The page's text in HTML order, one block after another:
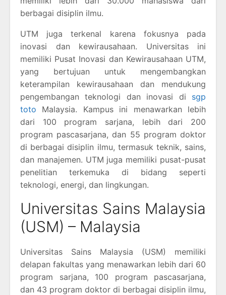
berbagai disiplin ilmu.
UTM juga terkenal karena fokusnya pada
inovasi dan kewirausahaan. Universitas ini
memiliki Pusat Inovasi dan Kewirausahaan UTM,
yang bertujuan untuk mengembangkan
keterampilan kewirausahaan dan mendukung
pengembangan teknologi dan inovasi di sgp
toto Malaysia. Kampus ini menawarkan lebih
dari 100 program sarjana, lebih dari 200
program pascasarjana, dan 55 program doktor
di berbagai disiplin ilmu, termasuk teknik, sains,
dan manajemen. UTM juga memiliki pusat-pusat
penelitian terkemuka di bidang seperti
teknologi, energi, dan lingkungan.
Universitas Sains Malaysia
(USM) – Malaysia
Universitas Sains Malaysia (USM) memiliki
delapan fakultas yang menawarkan lebih dari 60
program sarjana, 100 program pascasarjana,
dan 43 program doktor di berbagai disiplin ilmu,